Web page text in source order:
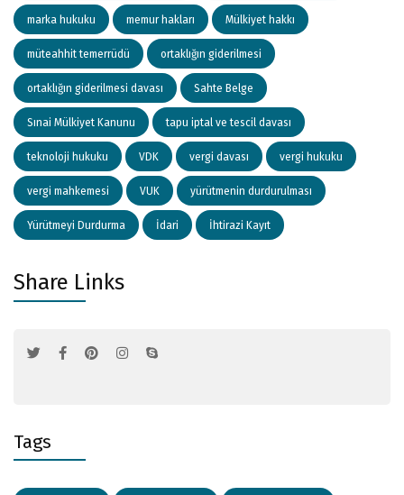
marka hukuku memur hakları Mülkiyet hakkı
müteahhit temerrüdü ortaklığın giderilmesi
ortaklığın giderilmesi davası Sahte Belge
Sınai Mülkiyet Kanunu tapu iptal ve tescil davası
teknoloji hukuku VDK vergi davası vergi hukuku
vergi mahkemesi VUK yürütmenin durdurulması
Yürütmeyi Durdurma İdari İhtirazi Kayıt
Share Links
Tags